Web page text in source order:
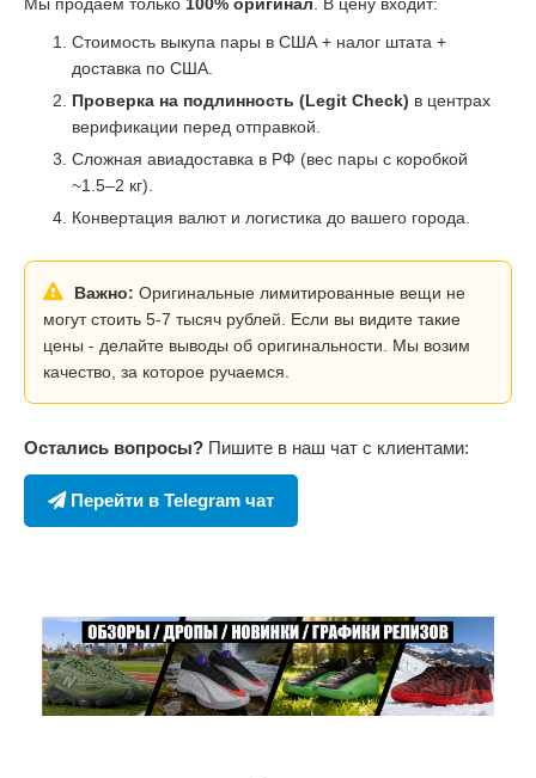
Стоимость выкупа пары в США + налог штата +
доставка по США.
Проверка на подлинность (Legit Check) в центрах
верификации перед отправкой.
Сложная авиадоставка в РФ (вес пары с коробкой
~1.5–2 кг).
Конвертация валют и логистика до вашего города.
Важно: Оригинальные лимитированные вещи не
могут стоить 5-7 тысяч рублей. Если вы видите такие
цены - делайте выводы об оригинальности. Мы возим
качество, за которое ручаемся.
Остались вопросы? Пишите в наш чат с клиентами:
Перейти в Telegram чат